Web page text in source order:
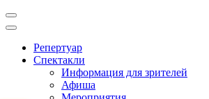
Репертуар
Спектакли
Информация для зрителей
Афиша